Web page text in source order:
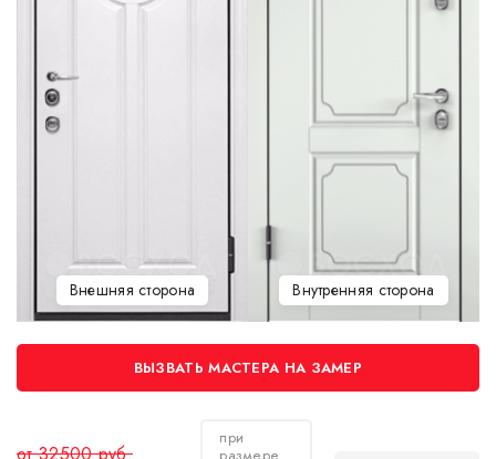
Внешняя сторона Внутренняя сторона
ВЫЗВАТЬ МАСТЕРА НА ЗАМЕР
при